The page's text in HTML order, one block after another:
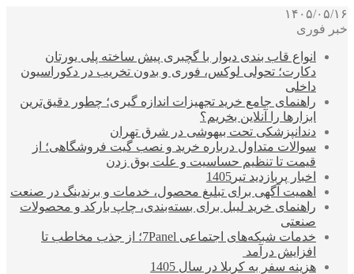
۱۴۰۵/۰۵/۱۶
خبر فوری
انواع قاب بندی دیوار با گچبری پیش ساخته پلی یورتان
دکارت؛ تحولی لوکس، فوری و بدون تخریب در دکوراسیون
داخلی
راهنمای جامع خرید تجهیزات اندازه گیری؛ چطور دقیق‌ترین
ابزارها را آنلاین بخریم؟
دندانپزشکی تحت بیهوشی در شرق تهران
سوالات متداول درباره خرید و نصب گیت فروشگاهی؛ از
قیمت تا تنظیم حساسیت و علت بوق زدن
اخبار پربازدید تیر1405
اهمیت آگهی برای تبلیغ محصول، خدمات و برندینگ در صنعت
راهنمای خرید لیبل برای بسته‌بندی، چاپ بارکد و محصولات
صنعتی
خدمات شبکه‌های اجتماعی 7Panel؛ از جذب مخاطب تا
افزایش درآمد
هزینه سفر به کربلا در سال 1405